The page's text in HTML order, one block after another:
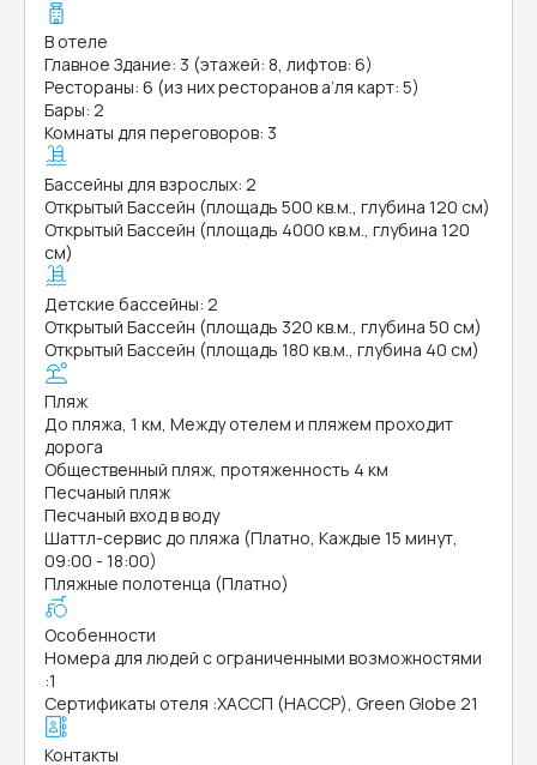
В отеле
Главное Здание: 3 (этажей: 8, лифтов: 6)
Рестораны: 6 (из них ресторанов а’ля карт: 5)
Бары: 2
Комнаты для переговоров: 3
Бассейны для взрослых: 2
Открытый Бассейн (площадь 500 кв.м., глубина 120 см)
Открытый Бассейн (площадь 4000 кв.м., глубина 120
см)
Детские бассейны: 2
Открытый Бассейн (площадь 320 кв.м., глубина 50 см)
Открытый Бассейн (площадь 180 кв.м., глубина 40 см)
Пляж
До пляжа, 1 км, Между отелем и пляжем проходит
дорога
Общественный пляж, протяженность 4 км
Песчаный пляж
Песчаный вход в воду
Шаттл-сервис до пляжа (Платно, Каждые 15 минут,
09:00 - 18:00)
Пляжные полотенца (Платно)
Особенности
Номера для людей с ограниченными возможностями
:1
Сертификаты отеля :ХАССП (HACCP), Green Globe 21
Контакты